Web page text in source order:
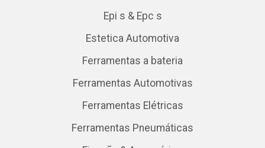
Epi s & Epc s
Estetica Automotiva
Ferramentas a bateria
Ferramentas Automotivas
Ferramentas Elétricas
Ferramentas Pneumáticas